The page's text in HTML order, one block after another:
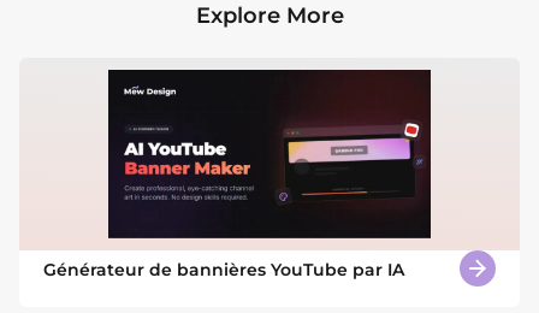
Explore More
Générateur de bannières YouTube par IA